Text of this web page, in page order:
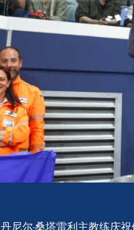
丹尼尔·桑塔雷利主教练庆